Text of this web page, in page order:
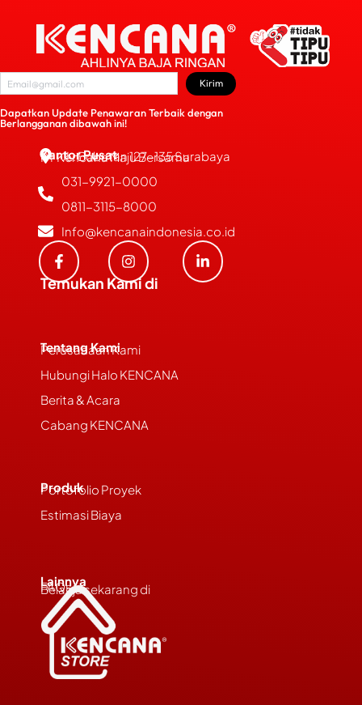
Dapatkan Update Penawaran Terbaik dengan
Berlangganan dibawah ini!
Kirim
Kantor Pusat
PT Kencana Maju Bersama
JL. Bubutan 127-135 Surabaya
031-9921-0000
0811-3115-8000
Info@kencanaindonesia.co.id
Temukan Kami di
Tentang Kami
Perusahaan Kami
Hubungi Halo KENCANA
Berita & Acara
Cabang KENCANA
Produk
Portofolio Proyek
Estimasi Biaya
Lainnya
FAQs
Belanja sekarang di